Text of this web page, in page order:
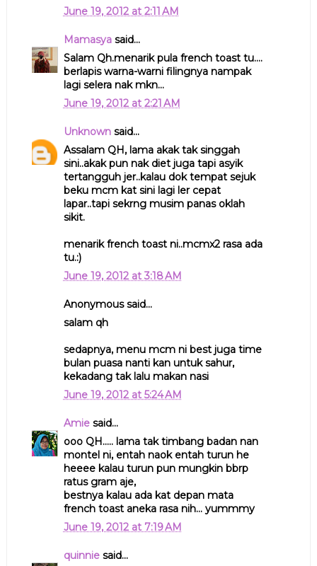
June 19, 2012 at 2:11 AM
Mamasyasaid...
Salam Qh.menarik pula french toast tu....
berlapis warna-warni filingnya nampak
lagi selera nak mkn...
June 19, 2012 at 2:21 AM
Unknownsaid...
Assalam QH, lama akak tak singgah
sini..akak pun nak diet juga tapi asyik
tertangguh jer..kalau dok tempat sejuk
beku mcm kat sini lagi ler cepat
lapar..tapi sekrng musim panas oklah
sikit.
menarik french toast ni..mcmx2 rasa ada
tu.:)
June 19, 2012 at 3:18 AM
Anonymous said...
salam qh
sedapnya, menu mcm ni best juga time
bulan puasa nanti kan untuk sahur,
kekadang tak lalu makan nasi
June 19, 2012 at 5:24 AM
Amiesaid...
ooo QH..... lama tak timbang badan nan
montel ni, entah naok entah turun he
heeee kalau turun pun mungkin bbrp
ratus gram aje,
bestnya kalau ada kat depan mata
french toast aneka rasa nih... yummmy
June 19, 2012 at 7:19 AM
quinniesaid...